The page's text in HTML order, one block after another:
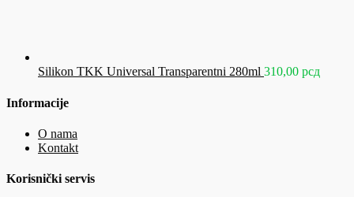
Silikon TKK Universal Transparentni 280ml 310,00 рсд
Informacije
O nama
Kontakt
Korisnički servis